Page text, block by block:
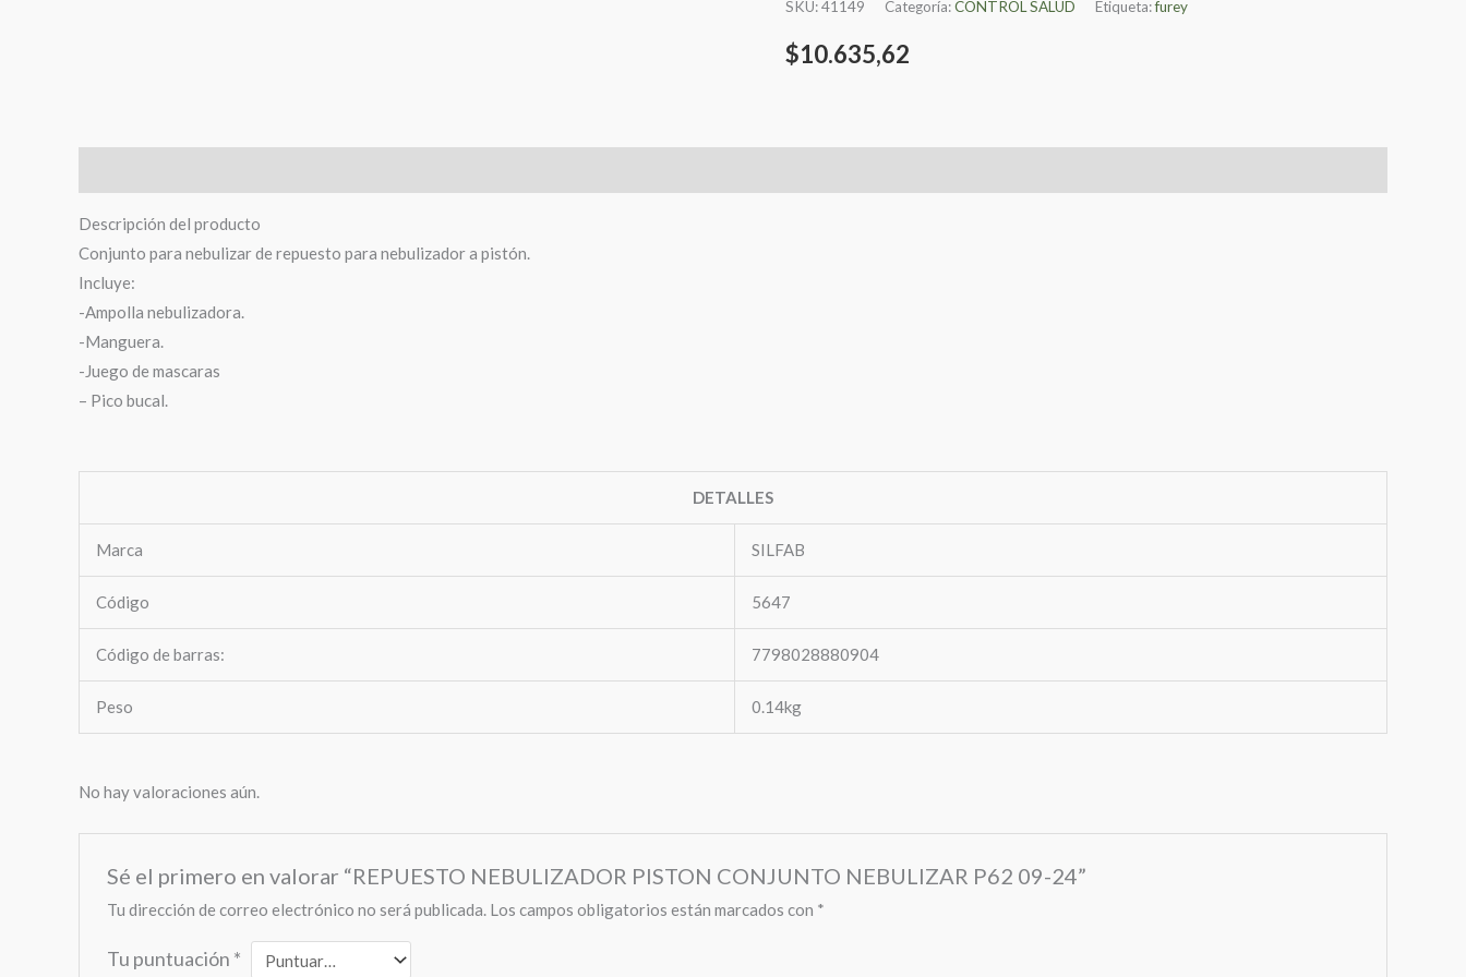
SKU:41149 Categoría:CONTROL SALUD Etiqueta:furey
$10.635,62
Descripción del producto
Conjunto para nebulizar de repuesto para nebulizador a pistón.
Incluye:
-Ampolla nebulizadora.
-Manguera.
-Juego de mascaras
– Pico bucal.
DETALLES
Marca SILFAB
Código 5647
Código de barras: 7798028880904
Peso 0.14kg
No hay valoraciones aún.
Sé el primero en valorar “REPUESTO NEBULIZADOR PISTON CONJUNTO NEBULIZAR P62 09-24”
Tu dirección de correo electrónico no será publicada. Los campos obligatorios están marcados con *
Tu puntuación *